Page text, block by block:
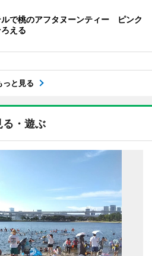
ルで桃のアフタヌーンティー ピンク
える
っと見る
る・遊ぶ